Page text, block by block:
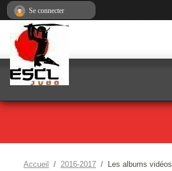
Accueil 2016-2017 Les albums vidéos
Se connecter
Panneau de gestion des cookies